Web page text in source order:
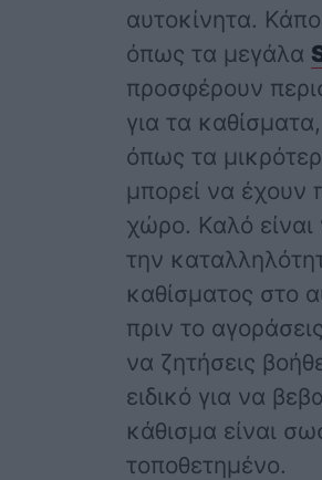
αυτοκίνητα.
όπως τα μεγάλα
προσφέρουν
για τα
όπως τα
μπορεί να έχουν
χώρο. Καλό είναι
την
καθίσματος στο
πριν το
να ζητήσεις
ειδικό για να
κάθισμα είναι
τοποθετημένο.